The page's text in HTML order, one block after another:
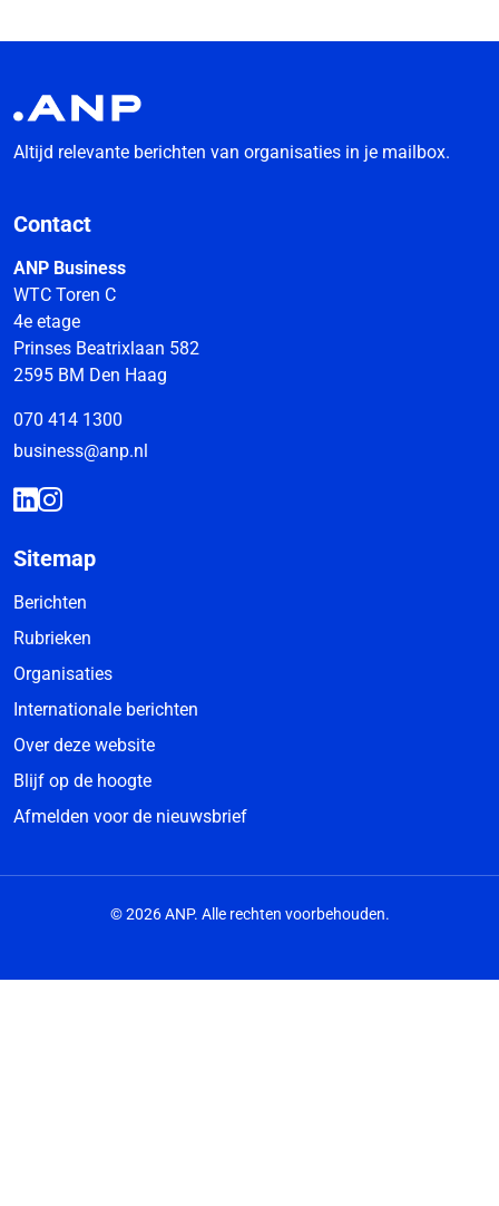
Altijd relevante berichten van organisaties in je mailbox.
Contact
ANP Business
WTC Toren C
4e etage
Prinses Beatrixlaan 582
2595 BM Den Haag
070 414 1300
business@anp.nl
Sitemap
Berichten
Rubrieken
Organisaties
Internationale berichten
Over deze website
Blijf op de hoogte
Afmelden voor de nieuwsbrief
© 2026 ANP. Alle rechten voorbehouden.